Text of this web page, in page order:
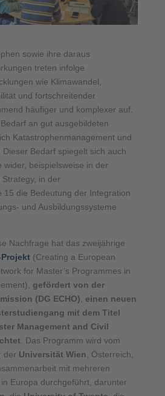
sowie ihre daraus
treten infolge
wie Klimawandel,
und fortschreitender
häufiger und komplexer auf.
an gut ausgebildeten
Katastrophenmanagement und
Bedarf spiegelt sich auch
wider, beispielsweise in der
in der
15 die Bedeutung der Integration
und Ausbildungssysteme
Nachfrage hat das zweijährige
Projekt(Creating a European
for Master’s Programmes in
gefördert von der
(DG ECHO)
einen neuen
mit dem Titel
Management and Civil
. Das Programm wird vom
der Universität Wien , Österreich,
mit mehreren
Europa durchgeführt, darunter